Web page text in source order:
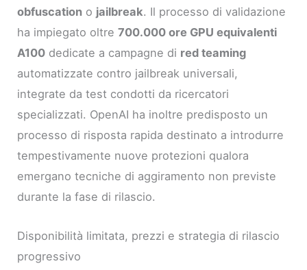
obfuscation o jailbreak. Il processo di validazione
ha impiegato oltre700.000 ore GPU equivalenti
A100 dedicate a campagne di red teaming
automatizzate contro jailbreak universali,
integrate da test condotti da ricercatori
specializzati. OpenAI ha inoltre predisposto un
processo di risposta rapida destinato a introdurre
tempestivamente nuove protezioni qualora
emergano tecniche di aggiramento non previste
durante la fase di rilascio.
Disponibilità limitata, prezzi e strategia di rilascio
progressivo